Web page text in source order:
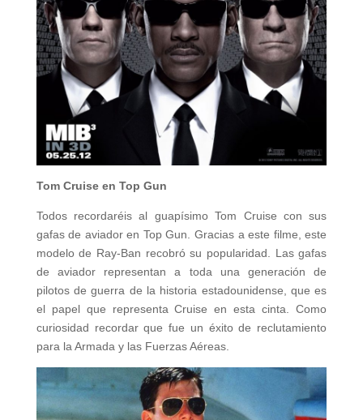
Tom Cruise en Top Gun
Todos recordaréis al guapísimo Tom Cruise con sus
gafas de aviador en Top Gun. Gracias a este filme, este
modelo de Ray-Ban recobró su popularidad. Las gafas
de aviador representan a toda una generación de
pilotos de guerra de la historia estadounidense, que es
el papel que representa Cruise en esta cinta. Como
curiosidad recordar que fue un éxito de reclutamiento
para la Armada y las Fuerzas Aéreas.